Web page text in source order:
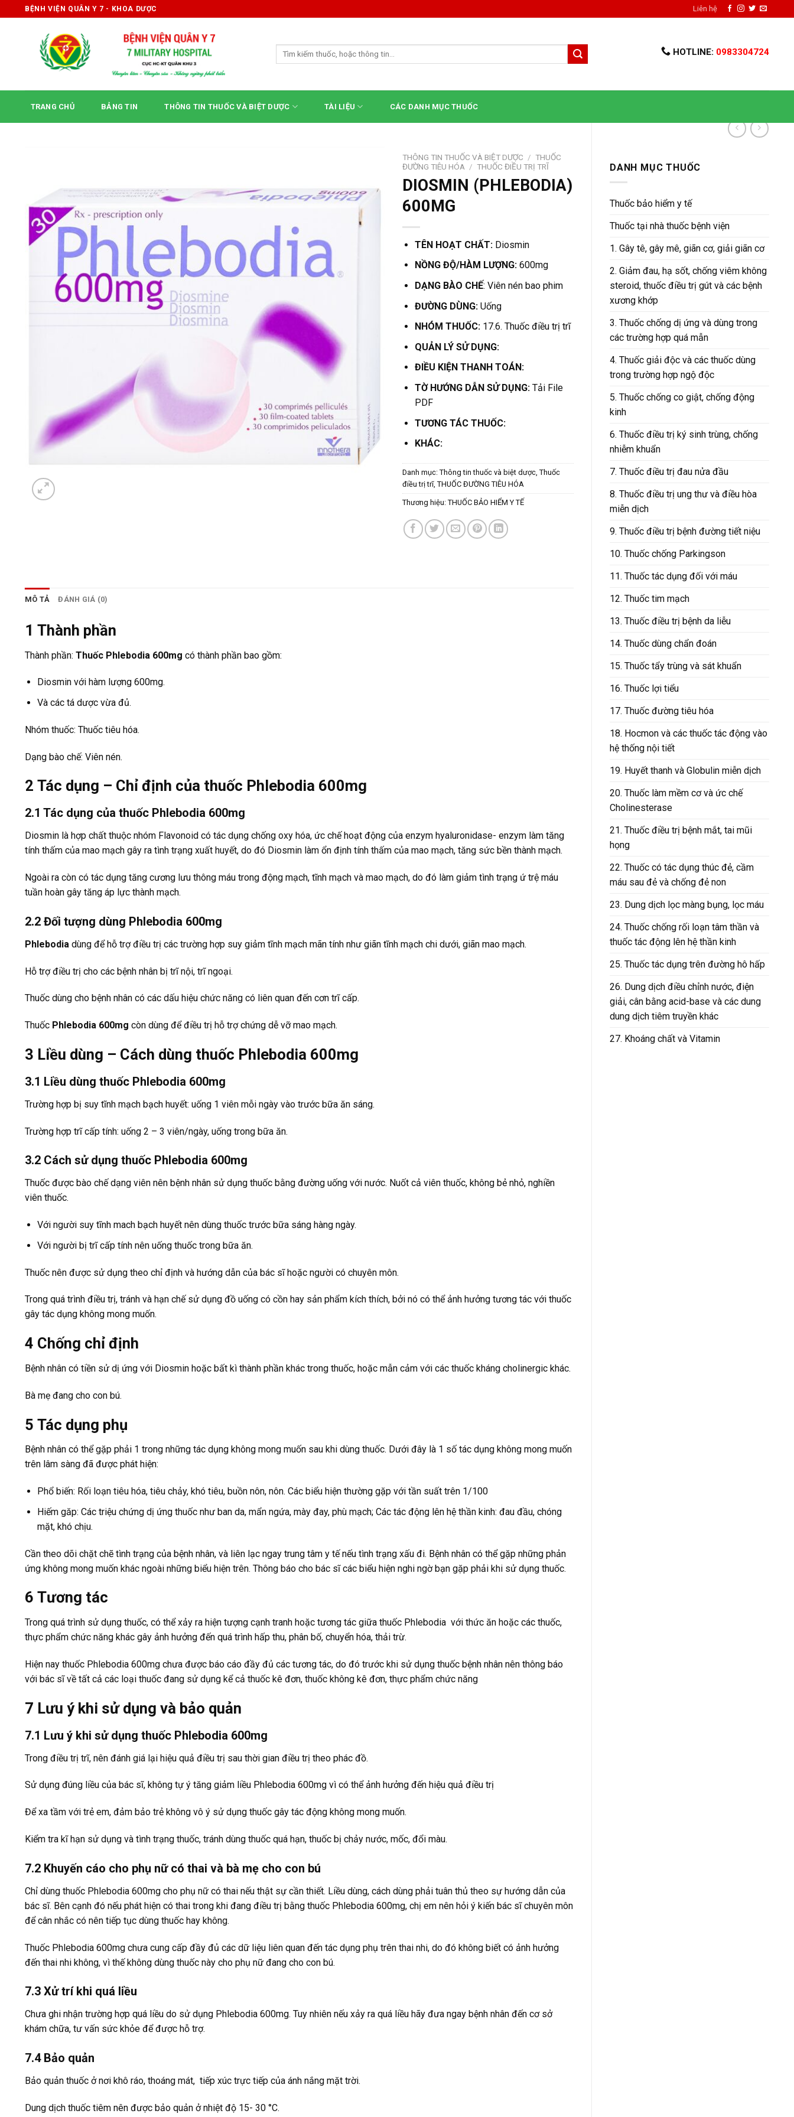
to
BỆNH VIỆN QUÂN Y 7 - KHOA DƯỢC Liên hệ
Tìm
HOTLINE: 0983304724
TRANG CHỦ BẢNG TIN THÔNG TIN THUỐC VÀ BIỆT DƯỢC TÀI LIỆU CÁC DANH MỤC THUỐC
DANH MỤC THUỐC
Thuốc bảo hiểm y tế
Thuốc tại nhà thuốc bệnh viện
1. Gây tê, gây mê, giãn cơ, giải giãn cơ
2. Giảm đau, hạ sốt, chống viêm không
steroid, thuốc điều trị gút và các bệnh
xương khớp
3. Thuốc chống dị ứng và dùng trong
các trường hợp quá mẫn
4. Thuốc giải độc và các thuốc dùng
trong trường hợp ngộ độc
5. Thuốc chống co giật, chống động
kinh
6. Thuốc điều trị ký sinh trùng, chống
nhiễm khuẩn
7. Thuốc điều trị đau nửa đầu
8. Thuốc điều trị ung thư và điều hòa
miễn dịch
9. Thuốc điều trị bệnh đường tiết niệu
10. Thuốc chống Parkingson
11. Thuốc tác dụng đối với máu
12. Thuốc tim mạch
13. Thuốc điều trị bệnh da liễu
14. Thuốc dùng chẩn đoán
15. Thuốc tẩy trùng và sát khuẩn
16. Thuốc lợi tiểu
17. Thuốc đường tiêu hóa
18. Hocmon và các thuốc tác động vào
hệ thống nội tiết
19. Huyết thanh và Globulin miễn dịch
20. Thuốc làm mềm cơ và ức chế
Cholinesterase
21. Thuốc điều trị bệnh mắt, tai mũi
họng
22. Thuốc có tác dụng thúc đẻ, cầm
máu sau đẻ và chống đẻ non
23. Dung dịch lọc màng bụng, lọc máu
24. Thuốc chống rối loạn tâm thần và
thuốc tác động lên hệ thần kinh
25. Thuốc tác dụng trên đường hô hấp
26. Dung dịch điều chỉnh nước, điện
giải, cân bằng acid-base và các dung
dung dịch tiêm truyền khác
27. Khoáng chất và Vitamin
THÔNG TIN THUỐC VÀ BIỆT DƯỢC / THUỐC
ĐƯỜNG TIÊU HÓA / THUỐC ĐIỀU TRỊ TRĨ
DIOSMIN (PHLEBODIA)
600MG
TÊN HOẠT CHẤT: Diosmin
NỒNG ĐỘ/HÀM LƯỢNG: 600mg
DẠNG BÀO CHẾ: Viên nén bao phim
ĐƯỜNG DÙNG: Uống
NHÓM THUỐC: 17.6. Thuốc điều trị trĩ
QUẢN LÝ SỬ DỤNG:
ĐIỀU KIỆN THANH TOÁN:
TỜ HƯỚNG DẪN SỬ DỤNG:Tải File
PDF
TƯƠNG TÁC THUỐC:
KHÁC:
Danh mục:Thông tin thuốc và biệt dược ,Thuốc
điều trị trĩ,THUỐC ĐƯỜNG TIÊU HÓA
Thương hiệu:THUỐC BẢO HIỂM Y TẾ
MÔ TẢ ĐÁNH GIÁ (0)
1 Thành phần
Thành phần: Thuốc Phlebodia 600mg có thành phần bao gồm:
Diosmin với hàm lượng 600mg.
Và các tá dược vừa đủ.
Nhóm thuốc: Thuốc tiêu hóa.
Dạng bào chế: Viên nén.
2 Tác dụng – Chỉ định của thuốc Phlebodia 600mg
2.1 Tác dụng của thuốc Phlebodia 600mg
Diosmin là hợp chất thuộc nhóm Flavonoid có tác dụng chống oxy hóa, ức chế hoạt động của enzym hyaluronidase- enzym làm tăng
tính thấm của mao mạch gây ra tình trạng xuất huyết, do đó Diosmin làm ổn định tính thấm của mao mạch, tăng sức bền thành mạch.
Ngoài ra còn có tác dụng tăng cương lưu thông máu trong động mạch, tĩnh mạch và mao mạch, do đó làm giảm tình trạng ứ trệ máu
tuần hoàn gây tăng áp lực thành mạch.
2.2 Đối tượng dùng Phlebodia 600mg
Phlebodia dùng để hỗ trợ điều trị các trường hợp suy giảm tĩnh mạch mãn tính như giãn tĩnh mạch chi dưới, giãn mao mạch.
Hỗ trợ điều trị cho các bệnh nhân bị trĩ nội, trĩ ngoại.
Thuốc dùng cho bệnh nhân có các dấu hiệu chức năng có liên quan đến cơn trĩ cấp.
Thuốc Phlebodia 600mg còn dùng để điều trị hỗ trợ chứng dễ vỡ mao mạch.
3 Liều dùng – Cách dùng thuốc Phlebodia 600mg
3.1 Liều dùng thuốc Phlebodia 600mg
Trường hợp bị suy tĩnh mạch bạch huyết: uống 1 viên mỗi ngày vào trước bữa ăn sáng.
Trường hợp trĩ cấp tính: uống 2 – 3 viên/ngày, uống trong bữa ăn.
3.2 Cách sử dụng thuốc Phlebodia 600mg
Thuốc được bào chế dạng viên nên bệnh nhân sử dụng thuốc bằng đường uống với nước. Nuốt cả viên thuốc, không bẻ nhỏ, nghiền
viên thuốc.
Với người suy tĩnh mach bạch huyết nên dùng thuốc trước bữa sáng hàng ngày.
Với người bị trĩ cấp tính nên uống thuốc trong bữa ăn.
Thuốc nên được sử dụng theo chỉ định và hướng dẫn của bác sĩ hoặc người có chuyên môn.
Trong quá trình điều trị, tránh và hạn chế sử dụng đồ uống có cồn hay sản phẩm kích thích, bởi nó có thể ảnh hưởng tương tác với thuốc
gây tác dụng không mong muốn.
4 Chống chỉ định
Bệnh nhân có tiền sử dị ứng với Diosmin hoặc bất kì thành phần khác trong thuốc, hoặc mẫn cảm với các thuốc kháng cholinergic khác.
Bà mẹ đang cho con bú.
5 Tác dụng phụ
Bệnh nhân có thể gặp phải 1 trong những tác dụng không mong muốn sau khi dùng thuốc. Dưới đây là 1 số tác dụng không mong muốn
trên lâm sàng đã được phát hiện:
Phổ biến: Rối loạn tiêu hóa, tiêu chảy, khó tiêu, buồn nôn, nôn. Các biểu hiện thường gặp với tần suất trên 1/100
Hiếm găp: Các triệu chứng dị ứng thuốc như ban da, mẩn ngứa, mày đay, phù mạch; Các tác động lên hệ thần kinh: đau đầu, chóng
mặt, khó chịu.
Cần theo dõi chặt chẽ tình trạng của bệnh nhân, và liên lạc ngay trung tâm y tế nếu tình trạng xấu đi. Bệnh nhân có thể gặp những phản
ứng không mong muốn khác ngoài những biểu hiện trên. Thông báo cho bác sĩ các biểu hiện nghi ngờ bạn gặp phải khi sử dụng thuốc.
6 Tương tác
Trong quá trình sử dụng thuốc, có thể xảy ra hiện tượng cạnh tranh hoặc tương tác giữa thuốc Phlebodia với thức ăn hoặc các thuốc,
thực phẩm chức năng khác gây ảnh hưởng đến quá trình hấp thu, phân bố, chuyển hóa, thải trừ.
Hiện nay thuốc Phlebodia 600mg chưa được báo cáo đầy đủ các tương tác, do đó trước khi sử dụng thuốc bệnh nhân nên thông báo
với bác sĩ về tất cả các loại thuốc đang sử dụng kể cả thuốc kê đơn, thuốc không kê đơn, thực phẩm chức năng
7 Lưu ý khi sử dụng và bảo quản
7.1 Lưu ý khi sử dụng thuốc Phlebodia 600mg
Trong điều trị trĩ, nên đánh giá lại hiệu quả điều trị sau thời gian điều trị theo phác đồ.
Sử dụng đúng liều của bác sĩ, không tự ý tăng giảm liều Phlebodia 600mg vì có thể ảnh hưởng đến hiệu quả điều trị
Để xa tầm với trẻ em, đảm bảo trẻ không vô ý sử dụng thuốc gây tác động không mong muốn.
Kiểm tra kĩ hạn sử dụng và tình trạng thuốc, tránh dùng thuốc quá hạn, thuốc bị chảy nước, mốc, đổi màu.
7.2 Khuyến cáo cho phụ nữ có thai và bà mẹ cho con bú
Chỉ dùng thuốc Phlebodia 600mg cho phụ nữ có thai nếu thật sự cần thiết. Liều dùng, cách dùng phải tuân thủ theo sự hướng dẫn của
bác sĩ. Bên cạnh đó nếu phát hiện có thai trong khi đang điều trị bằng thuốc Phlebodia 600mg, chị em nên hỏi ý kiến bác sĩ chuyên môn
để cân nhắc có nên tiếp tục dùng thuốc hay không.
Thuốc Phlebodia 600mg chưa cung cấp đầy đủ các dữ liệu liên quan đến tác dụng phụ trên thai nhi, do đó không biết có ảnh hưởng
đến thai nhi không, vì thế không dùng thuốc này cho phụ nữ đang cho con bú.
7.3 Xử trí khi quá liều
Chưa ghi nhận trường hợp quá liều do sử dụng Phlebodia 600mg. Tuy nhiên nếu xảy ra quá liều hãy đưa ngay bệnh nhân đến cơ sở
khám chữa, tư vấn sức khỏe để được hỗ trợ.
7.4 Bảo quản
Bảo quản thuốc ở nơi khô ráo, thoáng mát, tiếp xúc trực tiếp của ánh nắng mặt trời.
Dung dịch thuốc tiêm nên được bảo quản ở nhiệt độ 15- 30 °C.